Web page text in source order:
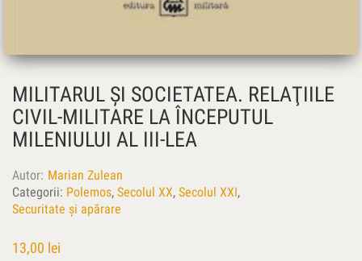
MILITARUL ŞI SOCIETATEA. RELAŢIILE
CIVIL-MILITARE LA ÎNCEPUTUL
MILENIULUI AL III-LEA
Autor Marian Zulean
Categorii: Polemos, Secolul XX, Secolul XXI,
Securitate și apărare
13,00 lei